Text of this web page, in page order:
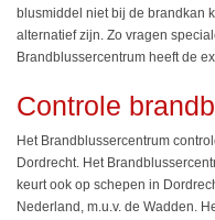
blusmiddel niet bij de brandkan
alternatief zijn. Zo vragen
Brandblussercentrum heeft de
Controle
Het Brandblussercentrum
Dordrecht. Het
keurt ook op schepen in
Nederland, m.u.v. de Wadden.